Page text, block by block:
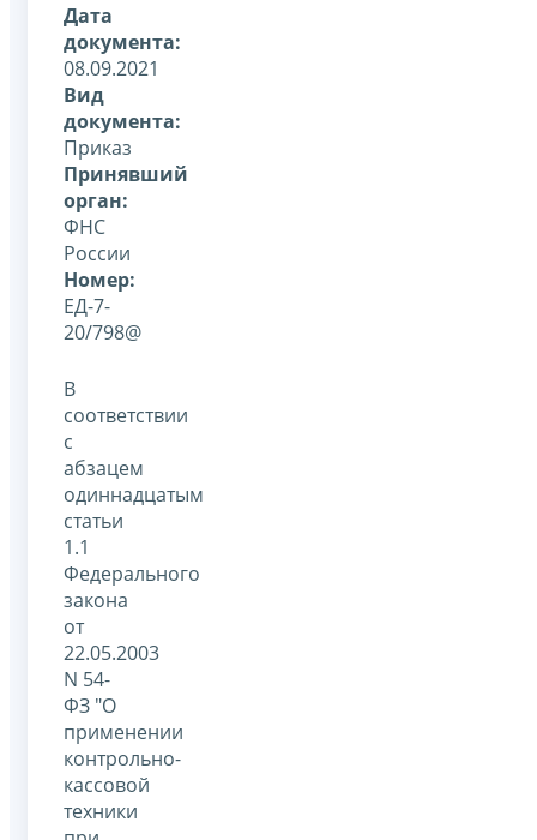
Дата
документа:
08.09.2021
Вид
документа:
Приказ
Принявший
орган:
ФНС
России
Номер:
ЕД-7-
20/798@
В
соответствии
с
абзацем
одиннадцатым
статьи
1.1
Федерального
закона
от
22.05.2003
N 54-
ФЗ "О
применении
контрольно-
кассовой
техники